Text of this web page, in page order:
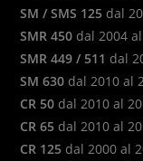
SM / SMS 125 dal
SMR 450 dal 2004
SMR 449 / 511 dal
SM 630 dal 2010 al
CR 50 dal 2010 al
CR 65 dal 2010 al
CR 125 dal 2000 al